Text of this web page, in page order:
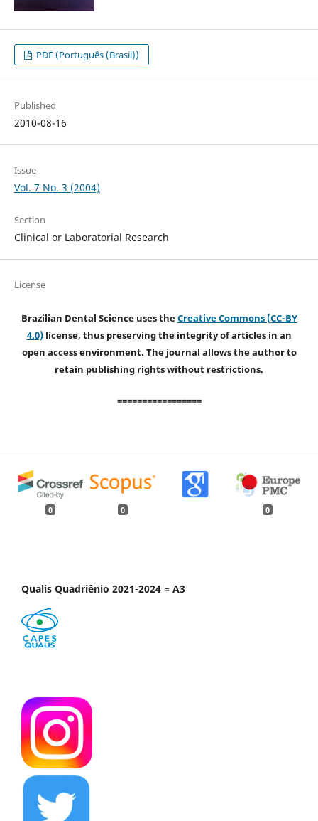
PDF (Português (Brasil))
Published
2010-08-16
Issue
Vol. 7 No. 3 (2004)
Section
Clinical or Laboratorial Research
License
Brazilian Dental Science uses theCreative Commons (CC-BY
4.0)license, thus preserving the integrity of articles in an
open access environment. The journal allows the author to
retain publishing rights without restrictions.
=================
0 0 0
Qualis Quadriênio 2021-2024 = A3